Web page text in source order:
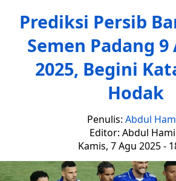
Prediksi Persib
Semen Padang
2025, Begini
Hodak
Penulis: Abdul
Editor: Abdul
Kamis, 7 Agu 2025 -